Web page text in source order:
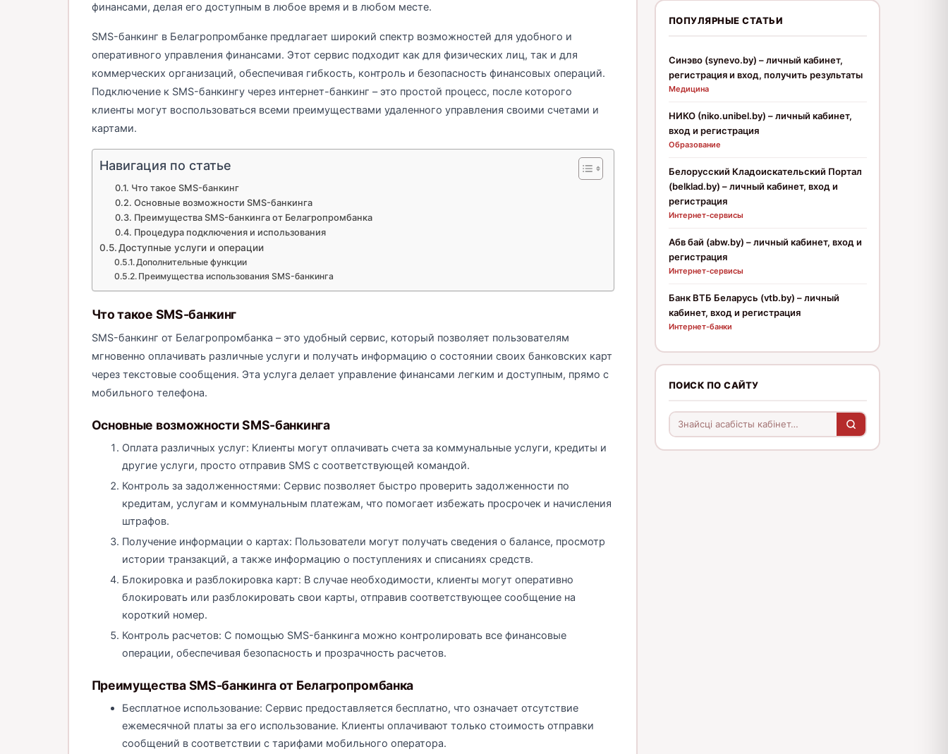
финансами, делая его доступным в любое время и в любом месте.
SMS-банкинг в Белагропромбанке предлагает широкий спектр возможностей для удобного и
оперативного управления финансами. Этот сервис подходит как для физических лиц, так и для
коммерческих организаций, обеспечивая гибкость, контроль и безопасность финансовых операций.
Подключение к SMS-банкингу через интернет-банкинг – это простой процесс, после которого
клиенты могут воспользоваться всеми преимуществами удаленного управления своими счетами и
картами.
Навигация по статье
Что такое SMS-банкинг
Основные возможности SMS-банкинга
Преимущества SMS-банкинга от Белагропромбанка
Процедура подключения и использования
Доступные услуги и операции
Дополнительные функции
Преимущества использования SMS-банкинга
Что такое SMS-банкинг
SMS-банкинг от Белагропромбанка – это удобный сервис, который позволяет пользователям
мгновенно оплачивать различные услуги и получать информацию о состоянии своих банковских карт
через текстовые сообщения. Эта услуга делает управление финансами легким и доступным, прямо с
мобильного телефона.
Основные возможности SMS-банкинга
Оплата различных услуг: Клиенты могут оплачивать счета за коммунальные услуги, кредиты и
другие услуги, просто отправив SMS с соответствующей командой.
Контроль за задолженностями: Сервис позволяет быстро проверить задолженности по
кредитам, услугам и коммунальным платежам, что помогает избежать просрочек и начисления
штрафов.
Получение информации о картах: Пользователи могут получать сведения о балансе, просмотр
истории транзакций, а также информацию о поступлениях и списаниях средств.
Блокировка и разблокировка карт: В случае необходимости, клиенты могут оперативно
блокировать или разблокировать свои карты, отправив соответствующее сообщение на
короткий номер.
Контроль расчетов: С помощью SMS-банкинга можно контролировать все финансовые
операции, обеспечивая безопасность и прозрачность расчетов.
Преимущества SMS-банкинга от Белагропромбанка
Бесплатное использование: Сервис предоставляется бесплатно, что означает отсутствие
ежемесячной платы за его использование. Клиенты оплачивают только стоимость отправки
сообщений в соответствии с тарифами мобильного оператора.
ПОПУЛЯРНЫЕ СТАТЬИ
Синэво (synevo.by) – личный кабинет,
регистрация и вход, получить результаты
Медицина
НИКО (niko.unibel.by) – личный кабинет,
вход и регистрация
Образование
Белорусский Кладоискательский Портал
(belklad.by) – личный кабинет, вход и
регистрация
Интернет-сервисы
Абв бай (abw.by) – личный кабинет, вход и
регистрация
Интернет-сервисы
Банк ВТБ Беларусь (vtb.by) – личный
кабинет, вход и регистрация
Интернет-банки
ПОИСК ПО САЙТУ